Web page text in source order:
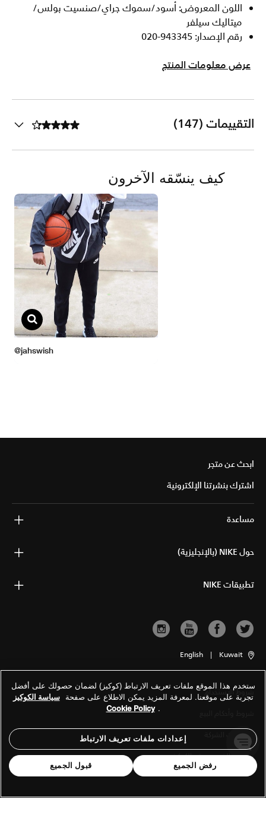
اللون المعروض: أسود/سموك جراي/صنسيت بولس/
ميتاليك سيلفر
رقم الإصدار: 943345-020
عرض معلومات المنتج
التقييمات (147)
ابحث عن متجر
اشترك بنشرتنا الإلكترونية
مساعدة
حول NIKE (بالإنجليزية)
تطبيقات NIKE
Kuwait
|
English
شروط الاستخدام
معلومات الشركة
سياسة الخصوصية والكوكيز
ستخدم هذا الموقع ملفات تعريف الارتباط (كوكيز) لضمان حصولك على أفضل
تجربة على موقعنا. لمعرفة المزيد يمكن الاطلاع على صفحة سياسة الكوكيز
.
Cookie Policy
إعدادات ملفات تعريف الارتباط
رفض الجميع قبول الجميع